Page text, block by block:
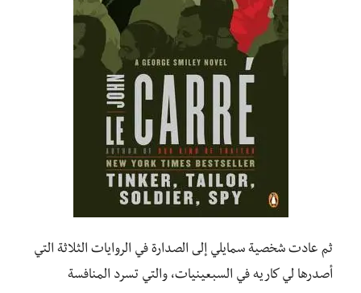
ثم عادت شخصية سمايلي إلى الصدارة في الروايات الثلاثة التي
أصدرها لي كاريه في السبعينيات، والتي تسرد المنافسة